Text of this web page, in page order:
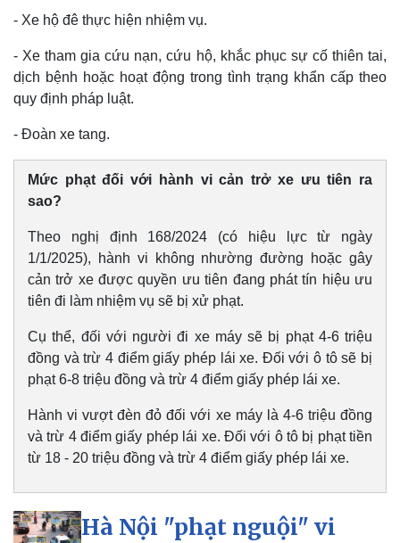
Bóng đá
Lịch thi đấu bóng đá
Thế giới thể thao
Hậu trường
Ô tô
Xe máy
- Xe hộ đê thực hiện nhiệm vụ.
- Xe tham gia cứu nạn, cứu hộ, khắc phục sự cố thiên tai,
dịch bệnh hoặc hoạt động trong tình trạng khẩn cấp theo
quy định pháp luật.
- Đoàn xe tang.
Mức phạt đối với hành vi cản trở xe ưu tiên ra
sao?
Theo nghị định 168/2024 (có hiệu lực từ ngày
1/1/2025), hành vi không nhường đường hoặc gây
cản trở xe được quyền ưu tiên đang phát tín hiệu ưu
tiên đi làm nhiệm vụ sẽ bị xử phạt.
Cụ thể, đối với người đi xe máy sẽ bị phạt 4-6 triệu
đồng và trừ 4 điểm giấy phép lái xe. Đối với ô tô sẽ bị
phạt 6-8 triệu đồng và trừ 4 điểm giấy phép lái xe.
Hành vi vượt đèn đỏ đối với xe máy là 4-6 triệu đồng
và trừ 4 điểm giấy phép lái xe. Đối với ô tô bị phạt tiền
từ 18 - 20 triệu đồng và trừ 4 điểm giấy phép lái xe.
Hà Nội "phạt nguội" vi